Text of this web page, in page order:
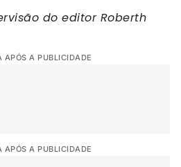
do editor Roberth
APÓS A PUBLICIDADE
APÓS A PUBLICIDADE